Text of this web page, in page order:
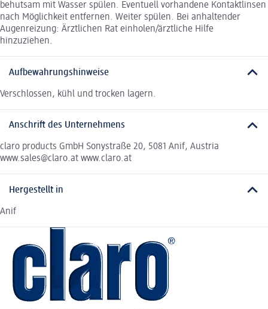
behutsam mit Wasser spülen. Eventuell vorhandene Kontaktlinsen
nach Möglichkeit entfernen. Weiter spülen. Bei anhaltender
Augenreizung: Ärztlichen Rat einholen/ärztliche Hilfe
hinzuziehen.
Aufbewahrungshinweise
Verschlossen, kühl und trocken lagern.
Anschrift des Unternehmens
claro products GmbH Sonystraße 20, 5081 Anif, Austria
www.sales@claro.at www.claro.at
Hergestellt in
Anif